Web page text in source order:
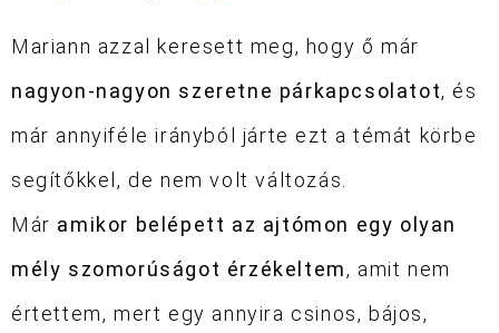
Mariann azzal keresett meg, hogy ő már
nagyon-nagyon szeretne párkapcsolatot, és
már annyiféle irányból járte ezt a témát körbe
segítőkkel, de nem volt változás.
Már amikor belépett az ajtómon egy olyan
mély szomorúságot érzékeltem, amit nem
értettem, mert egy annyira csinos, bájos,